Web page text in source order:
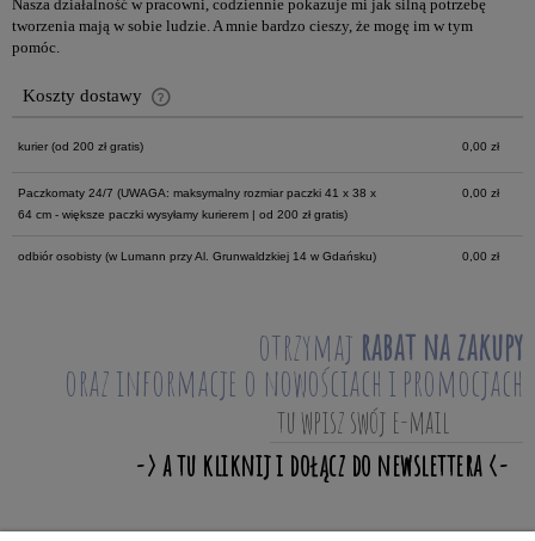
Nasza działalność w pracowni, codziennie pokazuje mi jak silną potrzebę
tworzenia mają w sobie ludzie. A mnie bardzo cieszy, że mogę im w tym
pomóc.
Koszty dostawy
Cena nie zawiera ewentualnych kosztów płatności
kurier (od 200 zł gratis) 0,00 zł
Paczkomaty 24/7 (UWAGA: maksymalny rozmiar paczki 41 x 38 x
64 cm - większe paczki wysyłamy kurierem | od 200 zł gratis)
0,00 zł
odbiór osobisty (w Lumann przy Al. Grunwaldzkiej 14 w Gdańsku) 0,00 zł
otrzymaj rabat na zakupy
oraz informacje o nowościach i promocjach